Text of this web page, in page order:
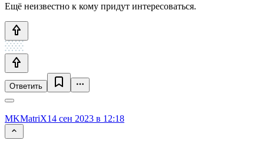
Ещё неизвестно к кому придут интересоваться.
Ответить
MKMatriX14 сен 2023 в 12:18